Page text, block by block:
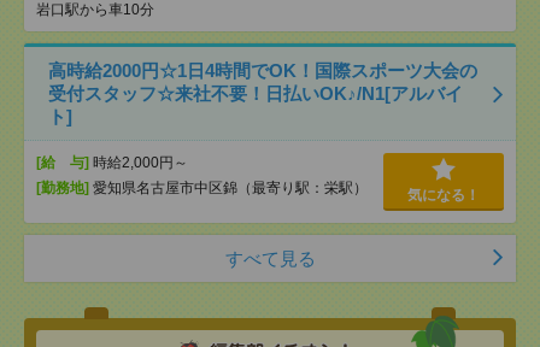
岩口駅から車10分
高時給2000円☆1日4時間でOK！国際スポーツ大会の
受付スタッフ☆来社不要！日払いOK♪/N1[アルバイ
ト]
[給 与] 時給2,000円～
[勤務地] 愛知県名古屋市中区錦（最寄り駅：栄駅） 気になる！
すべて見る